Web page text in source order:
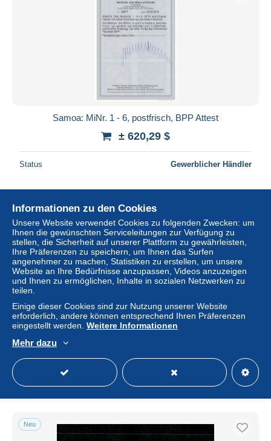
Samoa: MiNr. 1 - 6, postfrisch, BPP Attest
± 620,29 $
Status Gewerblicher Händler
Neu
Gewerblicher Händler
Neu
Informationen zu den Cookies
Unsere Website verwendet Cookies zu folgenden Zwecken: um
Ihnen die gewünschten Serviceleitungen zur Verfügung zu
stellen, die Sicherheit auf unserer Plattform zu gewährleisten,
Ihre Präferenzen zu speichern, um Ihnen das Surfen
angenehmer zu machen, Statistiken zu erstellen, um unsere
Website an Ihre Bedürfnisse anzupassen, Videos anzuzeigen
und Ihnen zu ermöglichen, Inhalte in sozialen Netzwerken zu
teilen.
Einige dieser Cookies sind zur Nutzung unserer Website
erforderlich, andere können entsprechend Ihren Präferenzen
eingestellt werden. Weitere Informationen
Mehr dazu